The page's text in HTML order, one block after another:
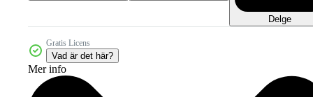
Delge
Gratis Licens
Vad är det här?
Mer info